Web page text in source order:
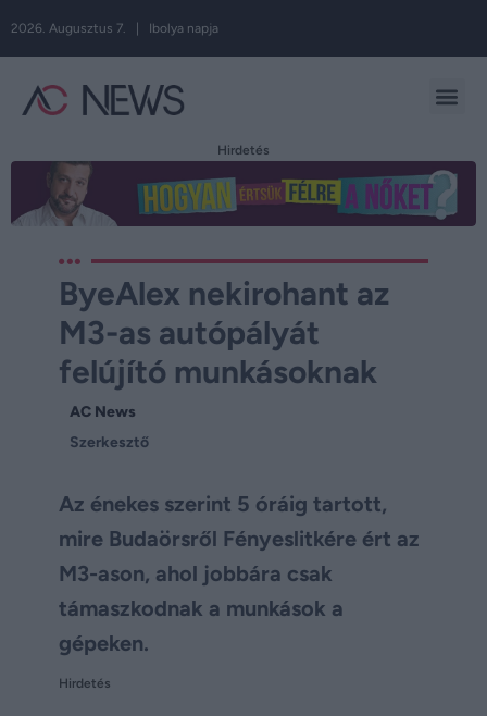
2026. Augusztus 7. | Ibolya napja
Hirdetés
ByeAlex nekirohant az
M3-as autópályát
felújító munkásoknak
AC News
Szerkesztő
Az énekes szerint 5 óráig tartott,
mire Budaörsről Fényeslitkére ért az
M3-ason, ahol jobbára csak
támaszkodnak a munkások a
gépeken.
Hirdetés